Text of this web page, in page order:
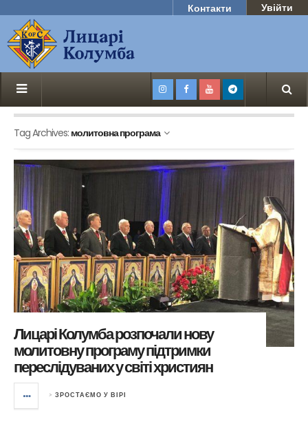
Контакти Увійти
Tag Archives: молитовна програма
Лицарі Колумба розпочали нову
молитовну програму підтримки
переслідуваних у світі християн
> ЗРОСТАЄМО У ВІРІ